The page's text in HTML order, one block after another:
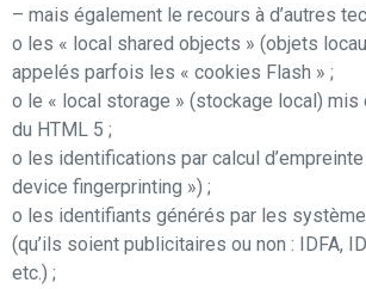
– mais également le recours à d’autres
o les « local shared objects » (objets
appelés parfois les « cookies Flash » ;
o le « local storage » (stockage local)
du HTML 5 ;
o les identifications par calcul
device fingerprinting ») ;
o les identifiants générés par les
(qu’ils soient publicitaires ou non : IDFA,
etc.) ;